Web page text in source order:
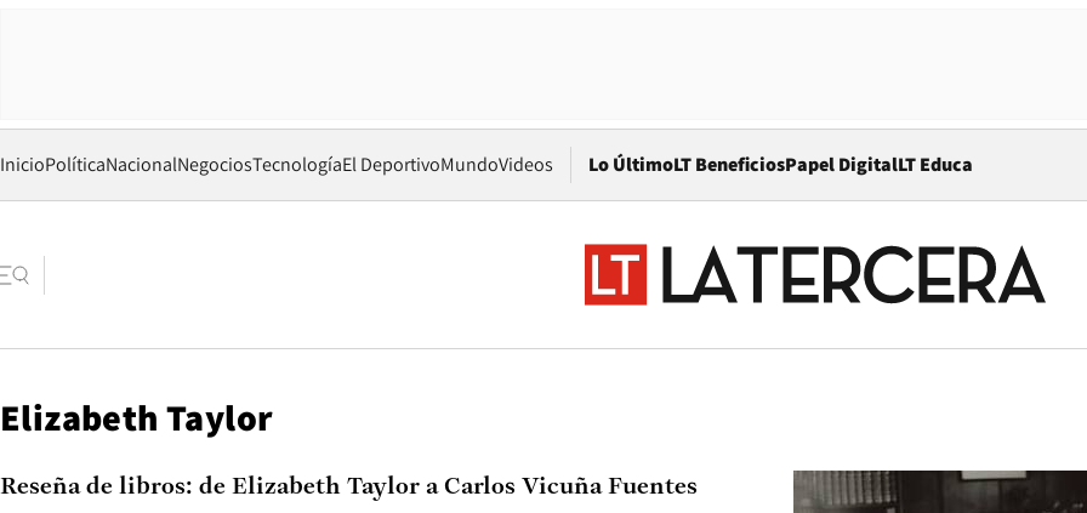
InicioPolíticaNacionalNegociosTecnologíaEl DeportivoMundoVideos Lo ÚltimoLT BeneficiosPapel DigitalOpens in new window
LT Educa
Elizabeth Taylor
Reseña de libros: de Elizabeth Taylor a Carlos Vicuña Fuentes